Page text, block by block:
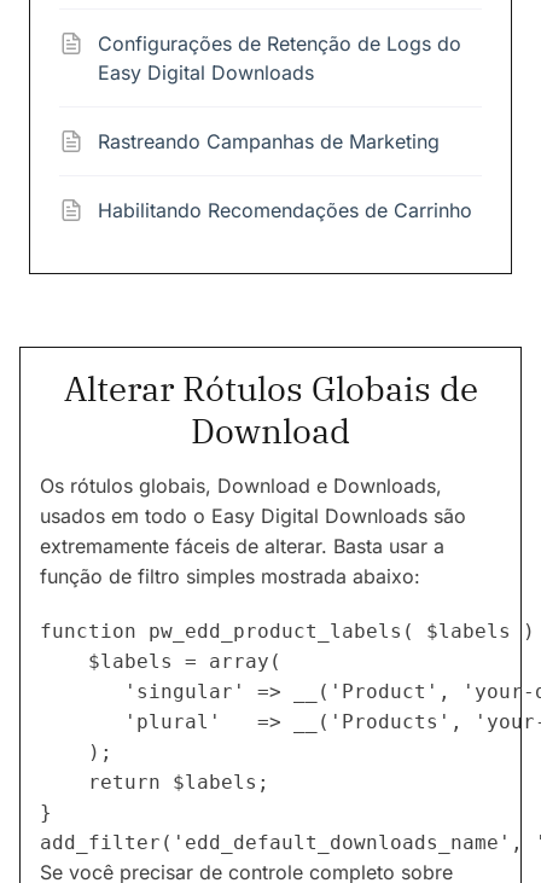
Configurações de Retenção de Logs do
Easy Digital Downloads
Rastreando Campanhas de Marketing
Habilitando Recomendações de Carrinho
Alterar Rótulos Globais de
Download
Os rótulos globais, Download e Downloads,
usados em todo o Easy Digital Downloads são
extremamente fáceis de alterar. Basta usar a
função de filtro simples mostrada abaixo:
function pw_edd_product_labels( $labels
}
Se você precisar de controle completo sobre